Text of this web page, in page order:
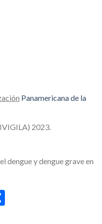
Panamericana de la
2023.
dengue y dengue grave en